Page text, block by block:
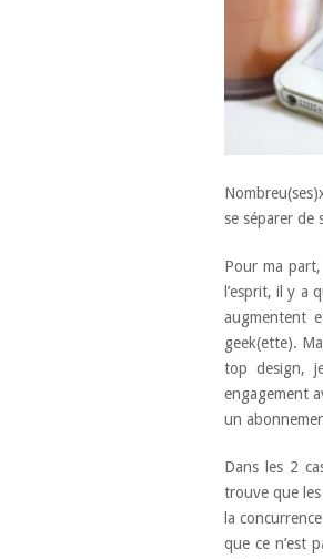
se séparer de
Pour ma
l’esprit, il y a
augmentent
geek(ette).
top design,
engagement
un
Dans les 2
trouve que
la
que ce n’est